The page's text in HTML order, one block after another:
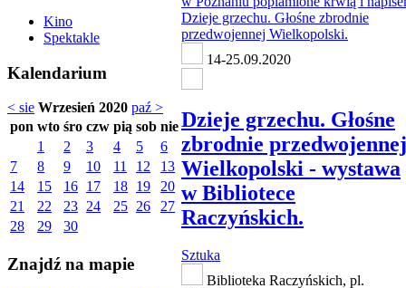
Kino
Spektakle
Kalendarium
< sie Wrzesień 2020 paź >
pon wto śro czw pią sob nie
1
2 3 4 5
6
7
8 9 10 11 12
13
14
15 16 17 18 19
20
21
22 23 24 25 26
27
28
29 30
Znajdź na mapie
14-25.09.2020
Dzieje grzechu. Głośne
zbrodnie przedwojennej
Wielkopolski - wystawa
w Bibliotece
Raczyńskich.
Sztuka
Biblioteka Raczyńskich, pl.